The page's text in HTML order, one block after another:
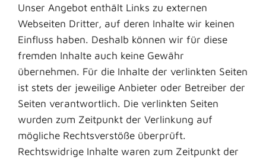
Unser Angebot enthält Links zu externen
Webseiten Dritter, auf deren Inhalte wir keinen
Einfluss haben. Deshalb können wir für diese
fremden Inhalte auch keine Gewähr
übernehmen. Für die Inhalte der verlinkten Seiten
ist stets der jeweilige Anbieter oder Betreiber der
Seiten verantwortlich. Die verlinkten Seiten
wurden zum Zeitpunkt der Verlinkung auf
mögliche Rechtsverstöße überprüft.
Rechtswidrige Inhalte waren zum Zeitpunkt der